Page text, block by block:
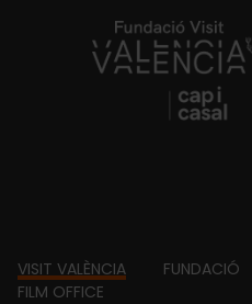
https://
Footer
VISIT VALÈNCIA FUNDACIÓ
FILM OFFICE